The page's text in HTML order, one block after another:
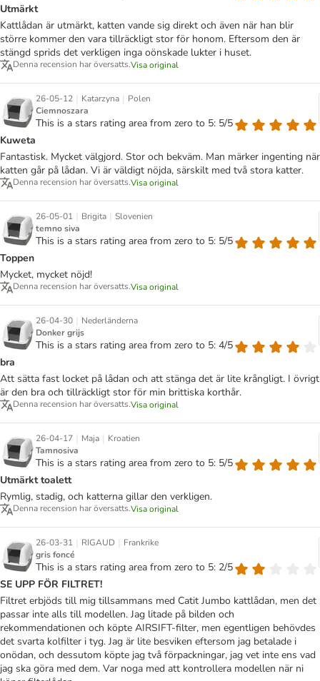
Utmärkt
Kattlådan är utmärkt, katten vande sig direkt och även när han blir
större kommer den vara tillräckligt stor för honom. Eftersom den är
stängd sprids det verkligen inga oönskade lukter i huset.
Denna recension har översatts.Visa original
26-05-12 | Katarzyna | Polen
Ciemnoszara
This is a stars rating area from zero to 5: 5/5
Kuweta
Fantastisk. Mycket välgjord. Stor och bekväm. Man märker ingenting när
katten går på lådan. Vi är väldigt nöjda, särskilt med två stora katter.
Denna recension har översatts.Visa original
26-05-01 | Brigita | Slovenien
temno siva
This is a stars rating area from zero to 5: 5/5
Toppen
Mycket, mycket nöjd!
Denna recension har översatts.Visa original
26-04-30 | Nederländerna
Donker grijs
This is a stars rating area from zero to 5: 4/5
bra
Att sätta fast locket på lådan och att stänga det är lite krångligt. I övrigt
är den bra och tillräckligt stor för min brittiska korthår.
Denna recension har översatts.Visa original
26-04-17 | Maja | Kroatien
Tamnosiva
This is a stars rating area from zero to 5: 5/5
Utmärkt toalett
Rymlig, stadig, och katterna gillar den verkligen.
Denna recension har översatts.Visa original
26-03-31 | RIGAUD | Frankrike
gris foncé
This is a stars rating area from zero to 5: 2/5
SE UPP FÖR FILTRET!
Filtret erbjöds till mig tillsammans med Catit Jumbo kattlådan, men det
passar inte alls till modellen. Jag litade på bilden och
rekommendationen och köpte AIRSIFT-filter, men egentligen behövdes
det svarta kolfilter i tyg. Jag är lite besviken eftersom jag betalade i
onödan, och dessutom köpte jag två förpackningar, jag vet inte ens vad
jag ska göra med dem. Var noga med att kontrollera modellen när ni